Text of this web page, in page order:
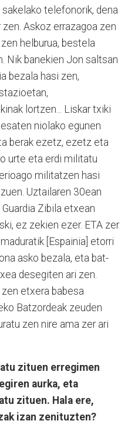
telefonorik, dena
Askoz errazagoa zen
helburua, bestela
Nik banekien Jon saltsan
bezala hasi zen,
lortzen... Liskar txiki
niolako egunen
berak ezetz, ezetz eta
urte eta erdi militatu
militatzen hasi
Uztailaren 30ean
Zibila etxean
ez zekien ezer. ETA zer
[Espainia] etorri
asko bezala, eta bat-
desegiten ari zen.
etxera babesa
Batzordeak zeuden
zen nire ama zer ari
zituen erregimen
aurka, eta
zituen. Hala ere,
izan zenituzten?